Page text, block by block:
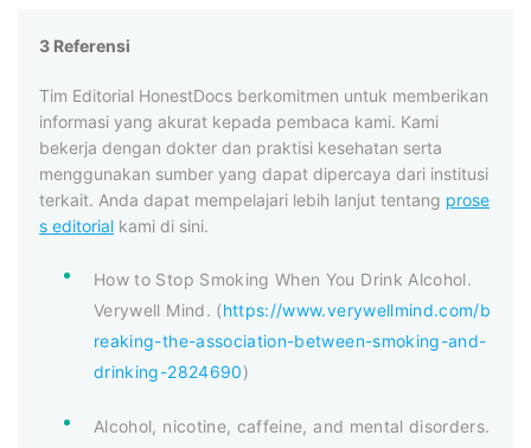
3 Referensi
Tim Editorial HonestDocs berkomitmen untuk memberikan
informasi yang akurat kepada pembaca kami. Kami
bekerja dengan dokter dan praktisi kesehatan serta
menggunakan sumber yang dapat dipercaya dari institusi
terkait. Anda dapat mempelajari lebih lanjut tentang prose
s editorial kami di sini.
How to Stop Smoking When You Drink Alcohol.
Verywell Mind. (https://www.verywellmind.com/b
reaking-the-association-between-smoking-and-
drinking-2824690)
Alcohol, nicotine, caffeine, and mental disorders.